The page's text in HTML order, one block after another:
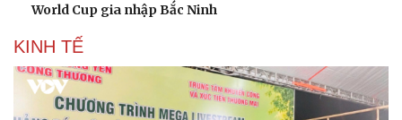
World Cup gia nhập Bắc Ninh
KINH TẾ